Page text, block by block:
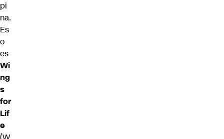
pi
na.
Es
o
es
Wi
ng
s
for
Lif
e